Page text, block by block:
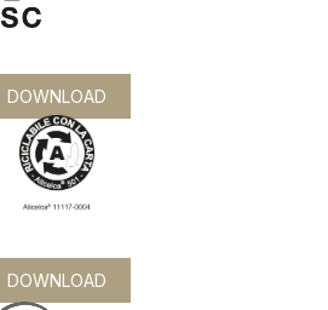
DOWNLOAD
DOWNLOAD